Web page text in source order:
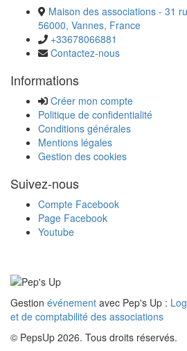
Maison des associations - 31
56000, Vannes, France
+33678066881
Contactez-nous
Informations
Créer mon compte
Politique de confidentialité
Conditions générales
Mentions légales
Gestion des cookies
Suivez-nous
Compte Facebook
Page Facebook
Youtube
Gestion événement avec Pep's Up :
et de comptabilité des associations
© PepsUp 2026. Tous droits réservés.